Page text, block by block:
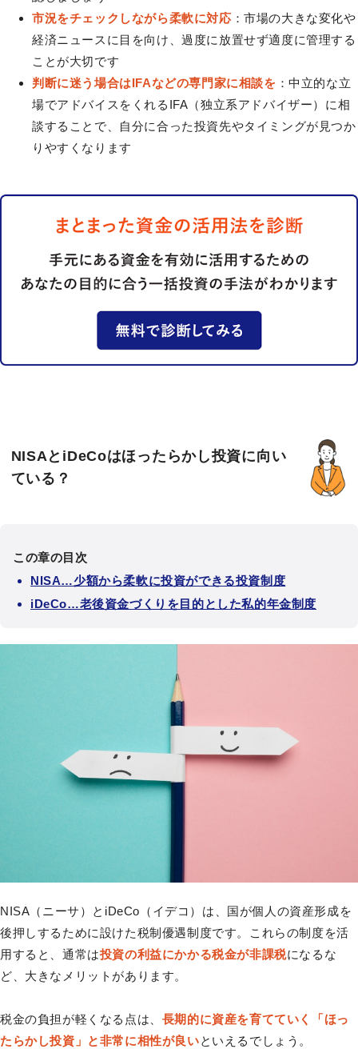
市況をチェックしながら柔軟に対応 ：市場の大きな変化や
経済ニュースに目を向け、過度に放置せず適度に管理する
ことが大切です
判断に迷う場合はIFAなどの専門家に相談を ：中立的な立
場でアドバイスをくれるIFA（独立系アドバイザー）に相
談することで、自分に合った投資先やタイミングが見つか
りやすくなります
NISAとiDeCoはほったらかし投資に向い
ている？
この章の目次
NISA…少額から柔軟に投資ができる投資制度
iDeCo…老後資金づくりを目的とした私的年金制度
NISA（ニーサ）とiDeCo（イデコ）は、国が個人の資産形成を
後押しするために設けた税制優遇制度です。これらの制度を活
用すると、通常は投資の利益にかかる税金が非課税になるな
ど、大きなメリットがあります。
税金の負担が軽くなる点は、 長期的に資産を育てていく「ほっ
たらかし投資」と非常に相性が良いといえるでしょう。